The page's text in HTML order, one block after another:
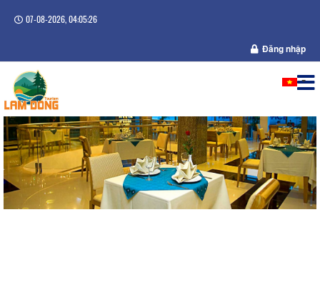
07-08-2026, 04:05:26
Đăng nhập